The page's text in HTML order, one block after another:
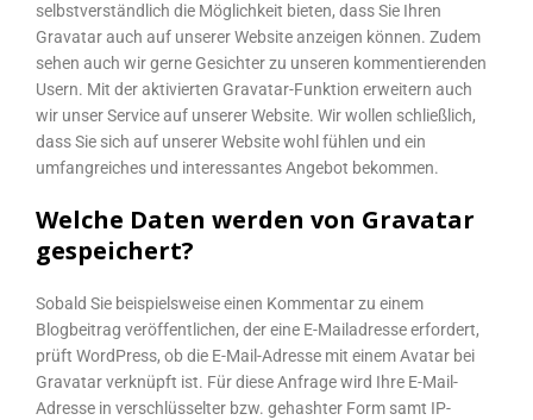
selbstverständlich die Möglichkeit bieten, dass Sie Ihren
Gravatar auch auf unserer Website anzeigen können. Zudem
sehen auch wir gerne Gesichter zu unseren kommentierenden
Usern. Mit der aktivierten Gravatar-Funktion erweitern auch
wir unser Service auf unserer Website. Wir wollen schließlich,
dass Sie sich auf unserer Website wohl fühlen und ein
umfangreiches und interessantes Angebot bekommen.
Welche Daten werden von Gravatar
gespeichert?
Sobald Sie beispielsweise einen Kommentar zu einem
Blogbeitrag veröffentlichen, der eine E-Mailadresse erfordert,
prüft WordPress, ob die E-Mail-Adresse mit einem Avatar bei
Gravatar verknüpft ist. Für diese Anfrage wird Ihre E-Mail-
Adresse in verschlüsselter bzw. gehashter Form samt IP-